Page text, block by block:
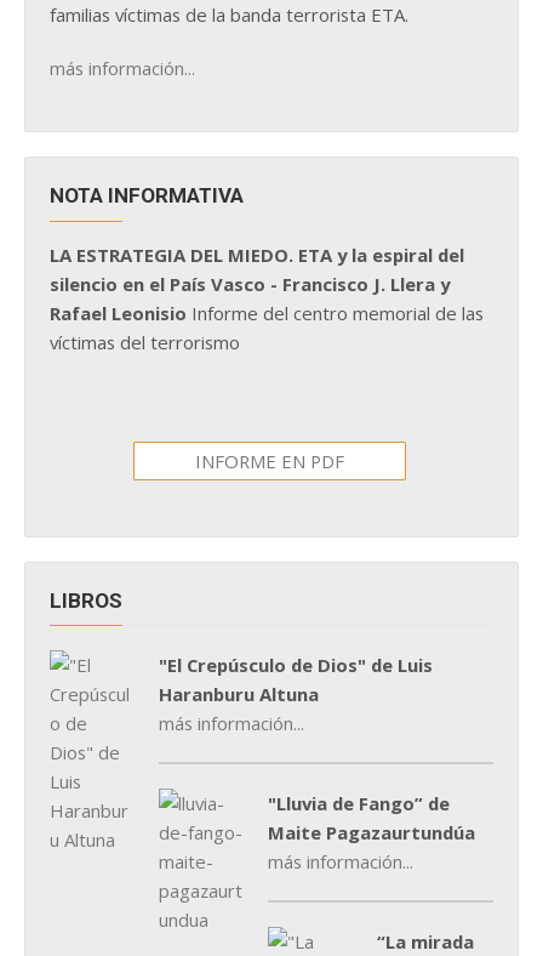
familias víctimas de la banda terrorista ETA.
más información...
NOTA INFORMATIVA
LA ESTRATEGIA DEL MIEDO. ETA y la espiral del
silencio en el País Vasco - Francisco J. Llera y
Rafael Leonisio Informe del centro memorial de las
víctimas del terrorismo
INFORME EN PDF
LIBROS
"El Crepúsculo de Dios" de Luis
Haranburu Altuna
más información...
"Lluvia de Fango” de
Maite Pagazaurtundúa
más información...
“La mirada